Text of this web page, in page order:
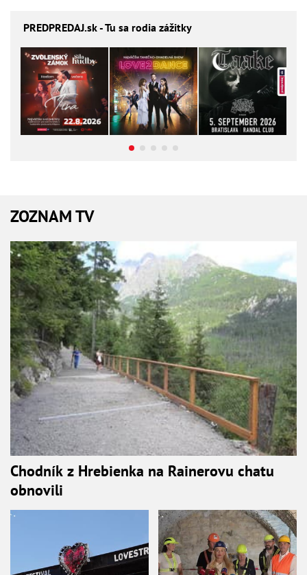
PREDPREDAJ.sk - Tu sa rodia zážitky
ZOZNAM TV
Chodník z Hrebienka na Rainerovu chatu
obnovili